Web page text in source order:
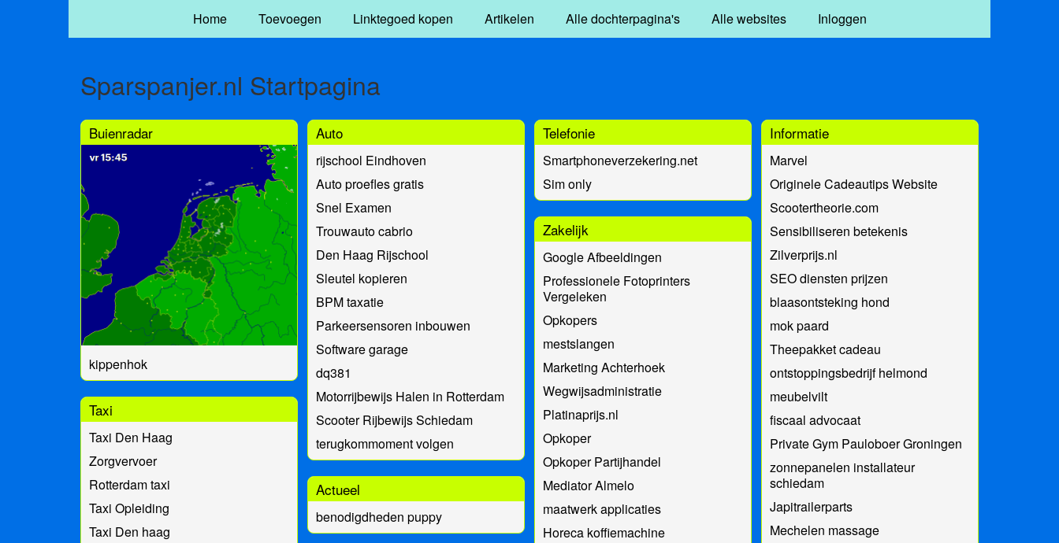
Home Toevoegen Linktegoed kopen Artikelen Alle dochterpagina's Alle websites Inloggen
Sparspanjer.nl Startpagina
Buienradar
kippenhok
Taxi
Taxi Den Haag
Zorgvervoer
Rotterdam taxi
Taxi Opleiding
Taxi Den haag
Auto
rijschool Eindhoven
Auto proefles gratis
Snel Examen
Trouwauto cabrio
Den Haag Rijschool
Sleutel kopieren
BPM taxatie
Parkeersensoren inbouwen
Software garage
dq381
Motorrijbewijs Halen in Rotterdam
Scooter Rijbewijs Schiedam
terugkommoment volgen
Actueel
benodigdheden puppy
Telefonie
Smartphoneverzekering.net
Sim only
Zakelijk
Google Afbeeldingen
Professionele Fotoprinters
Vergeleken
Opkopers
mestslangen
Marketing Achterhoek
Wegwijsadministratie
Platinaprijs.nl
Opkoper
Opkoper Partijhandel
Mediator Almelo
maatwerk applicaties
Horeca koffiemachine
Informatie
Marvel
Originele Cadeautips Website
Scootertheorie.com
Sensibiliseren betekenis
Zilverprijs.nl
SEO diensten prijzen
blaasontsteking hond
mok paard
Theepakket cadeau
ontstoppingsbedrijf helmond
meubelvilt
fiscaal advocaat
Private Gym Pauloboer Groningen
zonnepanelen installateur
schiedam
Japitrailerparts
Mechelen massage